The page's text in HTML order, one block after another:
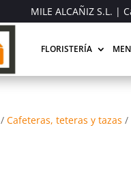
MILE ALCAÑIZ S.L. |
FLORISTERÍA
/Cafeteras, teteras y tazas /